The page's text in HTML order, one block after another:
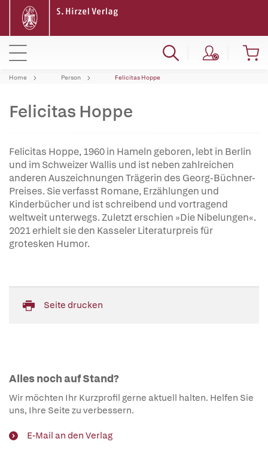
Home Person Felicitas Hoppe
Felicitas Hoppe
Felicitas Hoppe, 1960 in Hameln geboren, lebt in Berlin
und im Schweizer Wallis und ist neben zahlreichen
anderen Auszeichnungen Trägerin des Georg-Büchner-
Preises. Sie verfasst Romane, Erzählungen und
Kinderbücher und ist schreibend und vortragend
weltweit unterwegs. Zuletzt erschien »Die Nibelungen«.
2021 erhielt sie den Kasseler Literaturpreis für
grotesken Humor.
Seite drucken
Alles noch auf Stand?
Wir möchten Ihr Kurzprofil gerne aktuell halten. Helfen Sie
uns, Ihre Seite zu verbessern.
E-Mail an den Verlag